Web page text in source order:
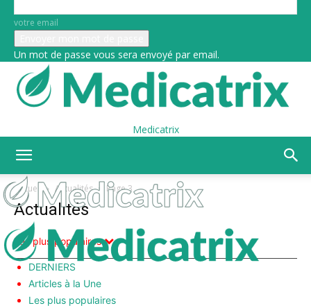
votre email
Un mot de passe vous sera envoyé par email.
Medicatrix
Accueil Actualités Page 3
Actualités
Les plus populaires
DERNIERS
Articles à la Une
Les plus populaires